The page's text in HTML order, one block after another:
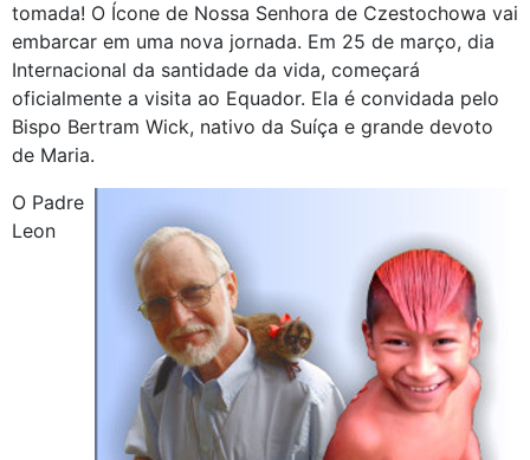
tomada! O Ícone de Nossa Senhora de Czestochowa vai
embarcar em uma nova jornada. Em 25 de março, dia
Internacional da santidade da vida, começará
oficialmente a visita ao Equador. Ela é convidada pelo
Bispo Bertram Wick, nativo da Suíça e grande devoto
de Maria.
O Padre
Leon